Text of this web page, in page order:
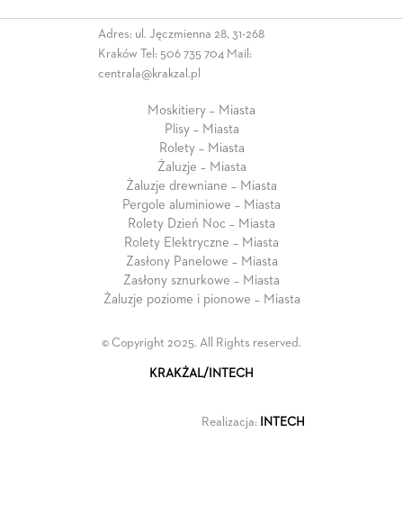
Adres: ul. Jęczmienna 28, 31-268
Kraków Tel: 506 735 704 Mail:
centrala@krakzal.pl
Moskitiery – Miasta
Plisy – Miasta
Rolety – Miasta
Żaluzje – Miasta
Żaluzje drewniane – Miasta
Pergole aluminiowe – Miasta
Rolety Dzień Noc – Miasta
Rolety Elektryczne – Miasta
Zasłony Panelowe – Miasta
Zasłony sznurkowe – Miasta
Żaluzje poziome i pionowe – Miasta
© Copyright 2025. All Rights reserved.
KRAKŻAL/INTECH
Realizacja: INTECH